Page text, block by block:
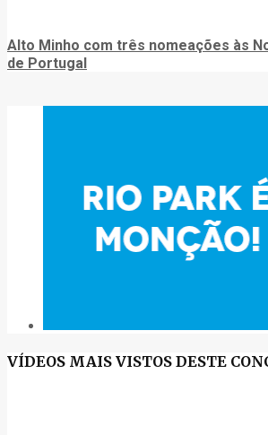
Alto Minho com três nomeações às
de Portugal
VÍDEOS MAIS VISTOS DESTE